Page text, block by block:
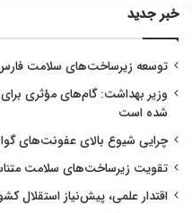
خبر جدید
توسعه زیرساخت‌های سلامت فارس با ۳ پروژه شتاب
وزیر بهداشت: گام‌های مؤثری
شده است
چرایی شیوع بالای عفونت‌های
تقویت زیرساخت‌های سلامت
اقتدار علمی، پیش‌نیاز استقلال